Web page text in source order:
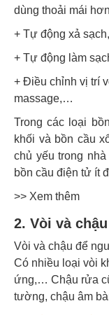
dùng thoải mái
+ Tự động xả
+ Tự động làm
+ Điều chỉnh vị trí
massage,…
Trong các loại
khối và bồn cầu
chủ yếu trong
bồn cầu điện tử ít
>> Xem thêm
2. Vòi và
Vòi và chậu để
Có nhiều loại vòi
ứng,… Chậu rửa
tường, chậu âm